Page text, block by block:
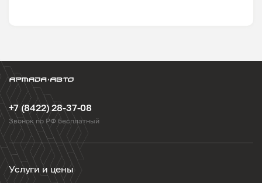
+7 (8422) 28-37-08
Звонок по РФ бесплатный
Услуги и цены